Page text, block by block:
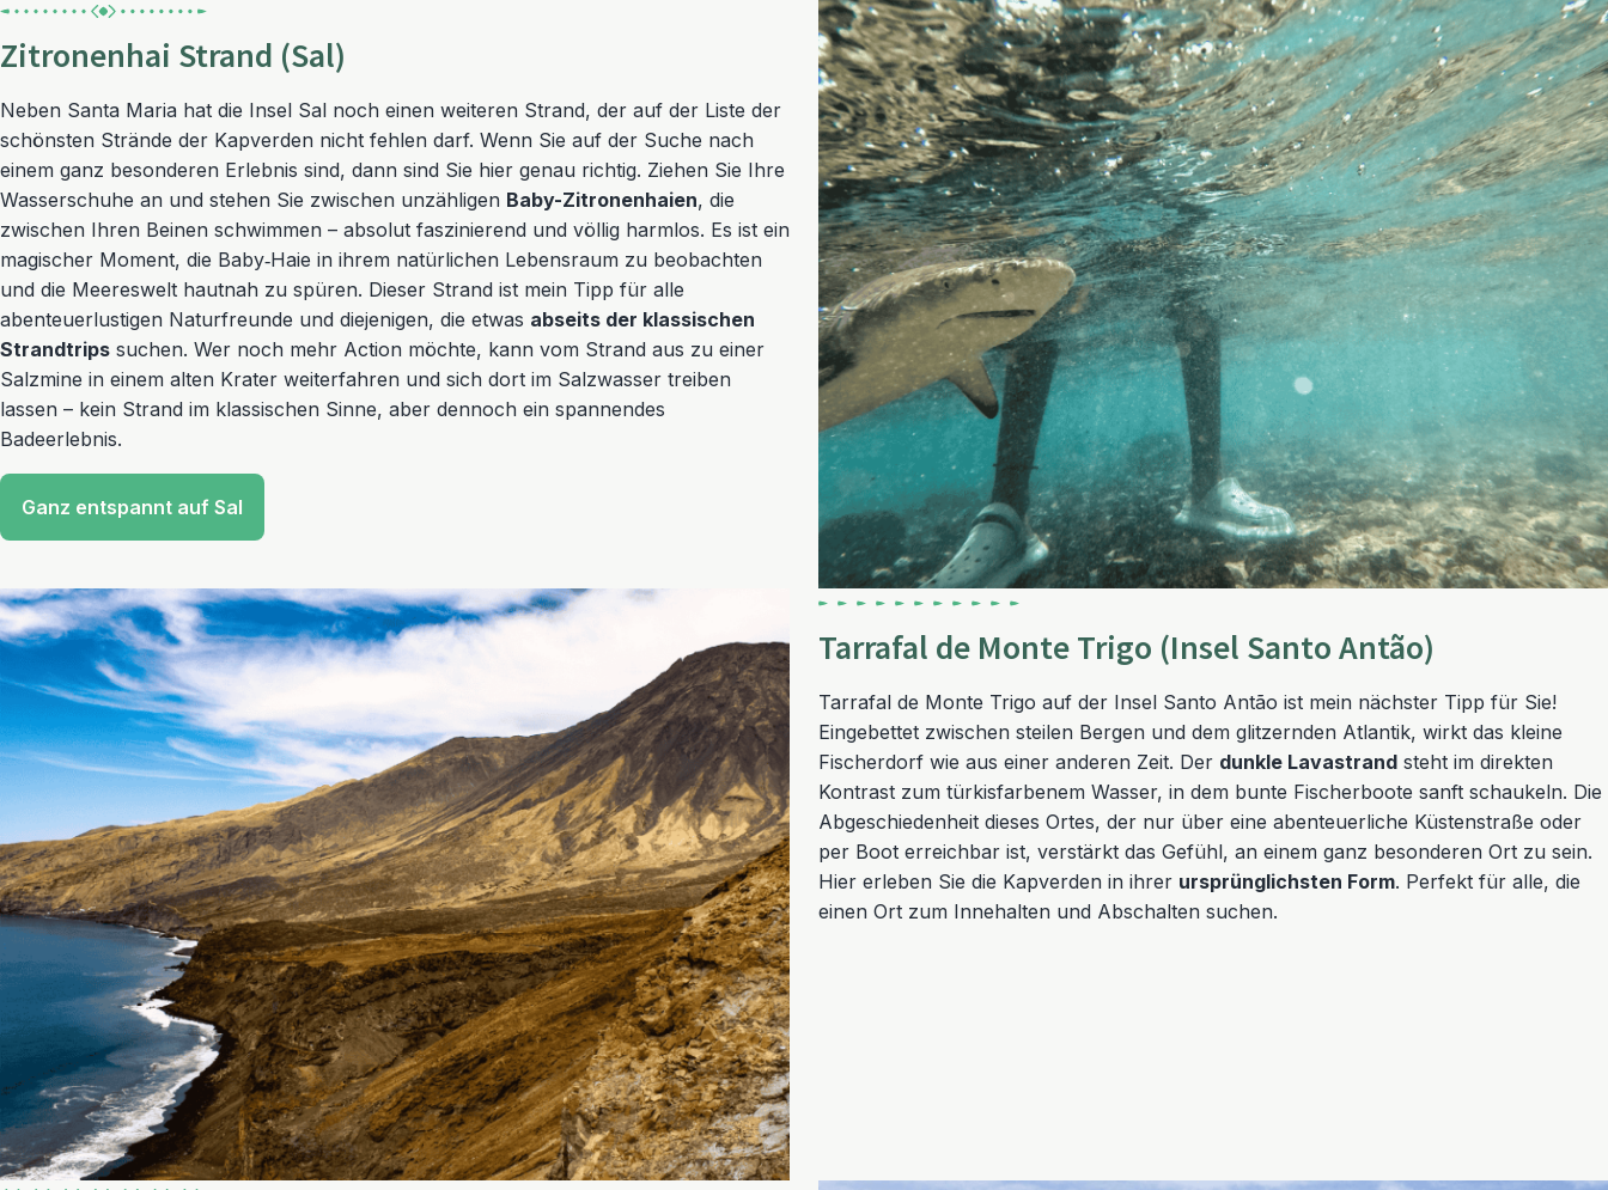
Zitronenhai Strand (Sal)
Neben Santa Maria hat die Insel Sal noch einen weiteren Strand, der auf der Liste der
schönsten Strände der Kapverden nicht fehlen darf. Wenn Sie auf der Suche nach
einem ganz besonderen Erlebnis sind, dann sind Sie hier genau richtig. Ziehen Sie Ihre
Wasserschuhe an und stehen Sie zwischen unzähligen Baby-Zitronenhaien, die
zwischen Ihren Beinen schwimmen – absolut faszinierend und völlig harmlos. Es ist ein
magischer Moment, die Baby‑Haie in ihrem natürlichen Lebensraum zu beobachten
und die Meereswelt hautnah zu spüren. Dieser Strand ist mein Tipp für alle
abenteuerlustigen Naturfreunde und diejenigen, die etwas abseits der klassischen
Strandtrips suchen. Wer noch mehr Action möchte, kann vom Strand aus zu einer
Salzmine in einem alten Krater weiterfahren und sich dort im Salzwasser treiben
lassen – kein Strand im klassischen Sinne, aber dennoch ein spannendes
Badeerlebnis.
Ganz entspannt auf Sal
Tarrafal de Monte Trigo (Insel Santo Antão)
Tarrafal de Monte Trigo auf der Insel Santo Antão ist mein nächster Tipp für Sie!
Eingebettet zwischen steilen Bergen und dem glitzernden Atlantik, wirkt das kleine
Fischerdorf wie aus einer anderen Zeit. Der dunkle Lavastrand steht im direkten
Kontrast zum türkisfarbenem Wasser, in dem bunte Fischerboote sanft schaukeln. Die
Abgeschiedenheit dieses Ortes, der nur über eine abenteuerliche Küstenstraße oder
per Boot erreichbar ist, verstärkt das Gefühl, an einem ganz besonderen Ort zu sein.
Hier erleben Sie die Kapverden in ihrer ursprünglichsten Form. Perfekt für alle, die
einen Ort zum Innehalten und Abschalten suchen.